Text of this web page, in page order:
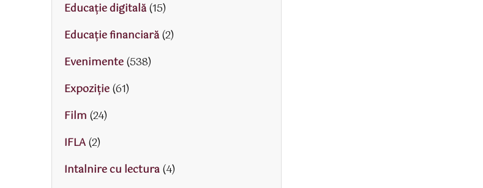
Educaţie digitală(15)
Educaţie financiară(2)
Evenimente(538)
Expoziție(61)
Film (24)
IFLA(2)
Intalnire cu lectura(4)